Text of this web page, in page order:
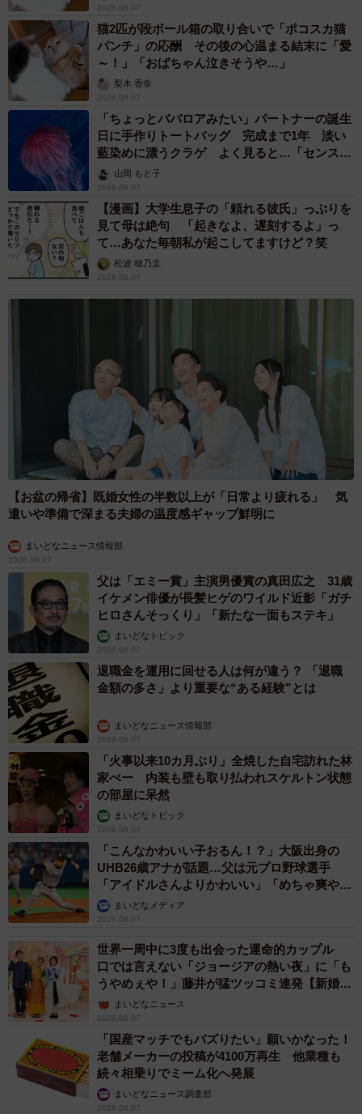
小学3年生がアトピー性皮膚炎について調べた自由研究（提供）
――逆に、研究を通して楽しかったことや嬉しかったこと
はありますか？
「アレルゲンなどの絵を描くことが楽しかったのと、自分
の体が今どんな状態なのかわかったことが嬉しかったで
す」
小学3年生がアトピー性皮膚炎について調べた自由研究（提供）
――研究したことで、普段の生活や心掛けで何か変わった
ことはありますか？
「仕組みが理解できたので、かゆいときには『あ、今ヒス
タミンが放出されているんだな』など、体の中で自分が描
いたヒスタミンのキャラクターが放出されている様子を想
像して、笑ってしまいます。そして、薬をぬったり飲んだ
りするとき、『よろしく！』と思うようになりました」
専門医も「大人顔負けの医療リテラシー」と驚き
向健太先生に「専門医の目から見て、この研究のどういう
ところに感心したのか、あらためて教えてください」と連
絡すると、次のような返信をいただきました。
「感心したことはたくさんあるのですが、
①構成がしっかりしていること
2026.08.07
猫2匹が段ボール箱の取り合いで「ポコスカ猫
パンチ」の応酬 その後の心温まる結末に「愛
～！」「おばちゃん泣きそうや…」
梨木 香奈
2026.08.07
「ちょっとババロアみたい」パートナーの誕生
日に手作りトートバッグ 完成まで1年 淡い
藍染めに漂うクラゲ よく見ると…「センスす
ごい」山岡 もと子
2026.08.07
【漫画】大学生息子の「頼れる彼氏」っぷりを
見て母は絶句 「起きなよ、遅刻するよ」っ
て…あなた毎朝私が起こしてますけど？笑
松波 穂乃圭
2026.08.07
【お盆の帰省】既婚女性の半数以上が「日常より疲れる」 気
遣いや準備で深まる夫婦の温度感ギャップ鮮明に
まいどなニュース情報部
2026.08.07
父は「エミー賞」主演男優賞の真田広之 31歳
イケメン俳優が長髪ヒゲのワイルド近影「ガチ
ヒロさんそっくり」「新たな一面もステキ」
まいどなトピック
2026.08.07
退職金を運用に回せる人は何が違う？ 「退職
金額の多さ」より重要な“ある経験”とは
まいどなニュース情報部
2026.08.07
「火事以来10カ月ぶり」全焼した自宅訪れた林
家ぺー 内装も壁も取り払われスケルトン状態
の部屋に呆然
まいどなトピック
2026.08.07
「こんなかわいい子おるん！？」大阪出身の
UHB26歳アナが話題…父は元プロ野球選手
「アイドルさんよりかわいい」「めちゃ爽や
か」まいどなメディア
2026.08.07
世界一周中に3度も出会った運命的カップル
口では言えない「ジョージアの熱い夜」に「も
うやめぇや！」藤井が猛ツッコミ連発【新婚さ
ん】まいどなニュース
2026.08.07
「国産マッチでもバズりたい」願いかなった！
老舗メーカーの投稿が4100万再生 他業種も
続々相乗りでミーム化へ発展
まいどなニュース調査部
2026.08.07